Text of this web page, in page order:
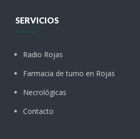
SERVICIOS
Radio Rojas
Farmacia de turno en Rojas
Necrológicas
Contacto